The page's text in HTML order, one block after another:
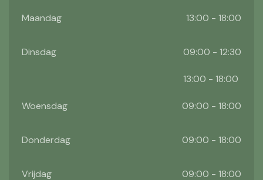
Maandag 13:00 - 18:00
Dinsdag 09:00 - 12:30
13:00 - 18:00
Woensdag 09:00 - 18:00
Donderdag 09:00 - 18:00
Vrijdag 09:00 - 18:00